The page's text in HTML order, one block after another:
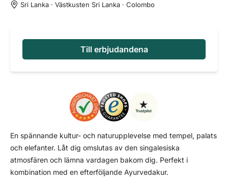
Sri Lanka · Västkusten Sri Lanka · Colombo
Till erbjudandena
En spännande kultur- och naturupplevelse med tempel, palats
och elefanter. Låt dig omslutas av den singalesiska
atmosfären och lämna vardagen bakom dig. Perfekt i
kombination med en efterföljande Ayurvedakur.